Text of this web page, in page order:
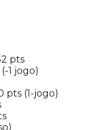
pts
1 jogo)
pts (1-jogo)